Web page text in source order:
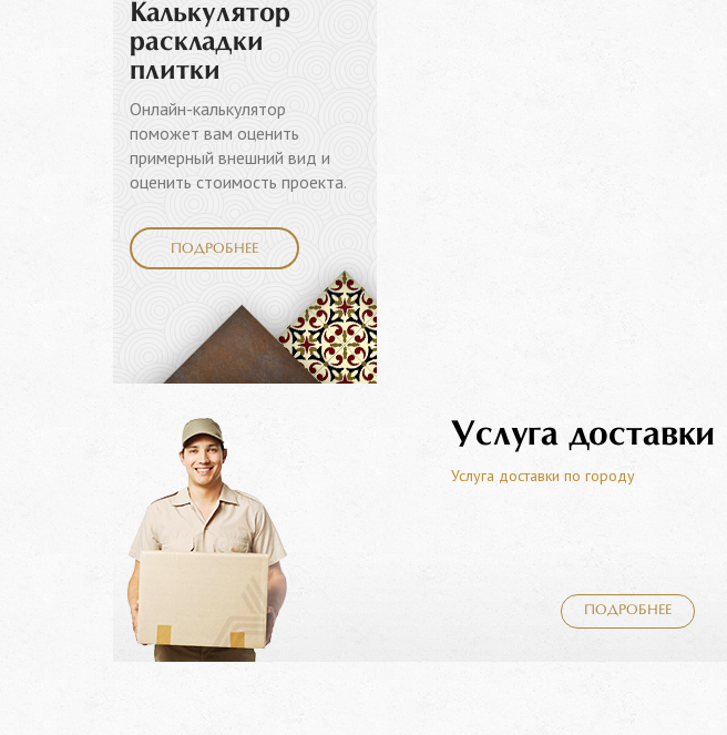
Калькулятор
раскладки
плитки
Онлайн-калькулятор
поможет вам оценить
примерный внешний вид и
оценить стоимость проекта.
ПОДРОБНЕЕ
Услуга доставки
Услуга доставки по городу
ПОДРОБНЕЕ